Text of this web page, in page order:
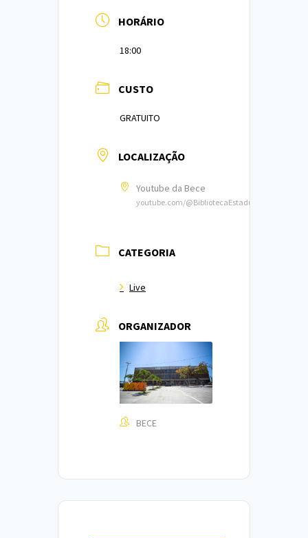
HORÁRIO
18:00
CUSTO
GRATUITO
LOCALIZAÇÃO
Youtube da Bece
youtube.com/@BibliotecaEstadualdoCeara
CATEGORIA
Live
ORGANIZADOR
BECE